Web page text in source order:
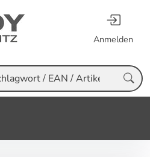
Anmelden